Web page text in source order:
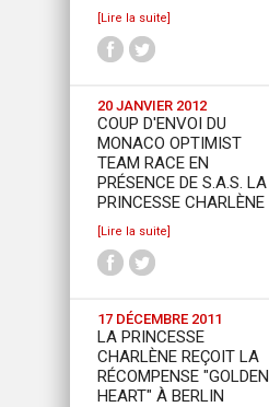
[Lire la suite]
20 JANVIER 2012
COUP D'ENVOI DU
MONACO OPTIMIST
TEAM RACE EN
PRÉSENCE DE S.A.S. LA
PRINCESSE CHARLÈNE
[Lire la suite]
17 DÉCEMBRE 2011
LA PRINCESSE
CHARLÈNE REÇOIT LA
RÉCOMPENSE "GOLDEN
HEART" À BERLIN